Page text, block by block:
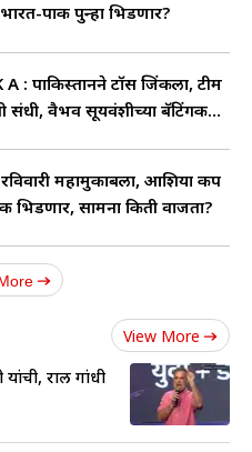
पाक पुन्हा भिडणार?
: पाकिस्तानने टॉस जिंकला, टीम
संधी, वैभव सूर्यवंशीच्या बॅटिंगकडे
महामुकाबला, आशिया कप
भिडणार, सामना किती वाजता?
View More
राहुल गांधी